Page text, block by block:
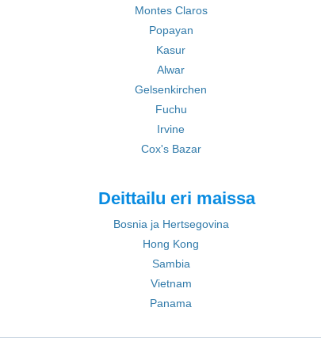
Montes Claros
Popayan
Kasur
Alwar
Gelsenkirchen
Fuchu
Irvine
Cox's Bazar
Deittailu eri maissa
Bosnia ja Hertsegovina
Hong Kong
Sambia
Vietnam
Panama